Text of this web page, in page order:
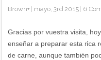
Brown+ mayo, 3rd 2015 6
Gracias por vuestra visita,
enseñar a preparar esta rica
de carne, aunque también